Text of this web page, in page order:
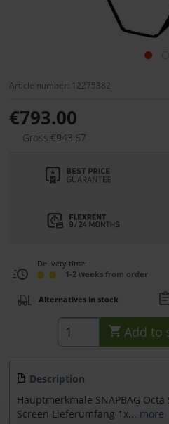
Article number: 12275382
€793.00
Gross:€943.67
Delivery time:
1-2 weeks from order
Alternatives in stock
Add to
Description
Hauptmerkmale SNAPBAG
Screen Lieferumfang 1x... more